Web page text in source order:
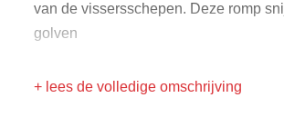
van de vissersschepen. Deze romp
golven
+ lees de volledige omschrijving